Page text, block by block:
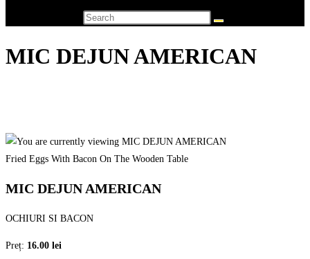
MIC DEJUN AMERICAN
Fried Eggs With Bacon On The Wooden Table
MIC DEJUN AMERICAN
OCHIURI SI BACON
Preț: 16.00 lei